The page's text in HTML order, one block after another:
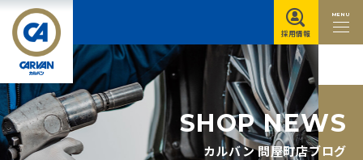
MENU
採用情報
SHOP NEWS
カルバン 問屋町店ブログ